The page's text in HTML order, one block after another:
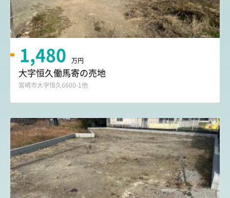
1,480 万円
大字恒久働馬寄の売地
宮崎市大字恒久6600-1他